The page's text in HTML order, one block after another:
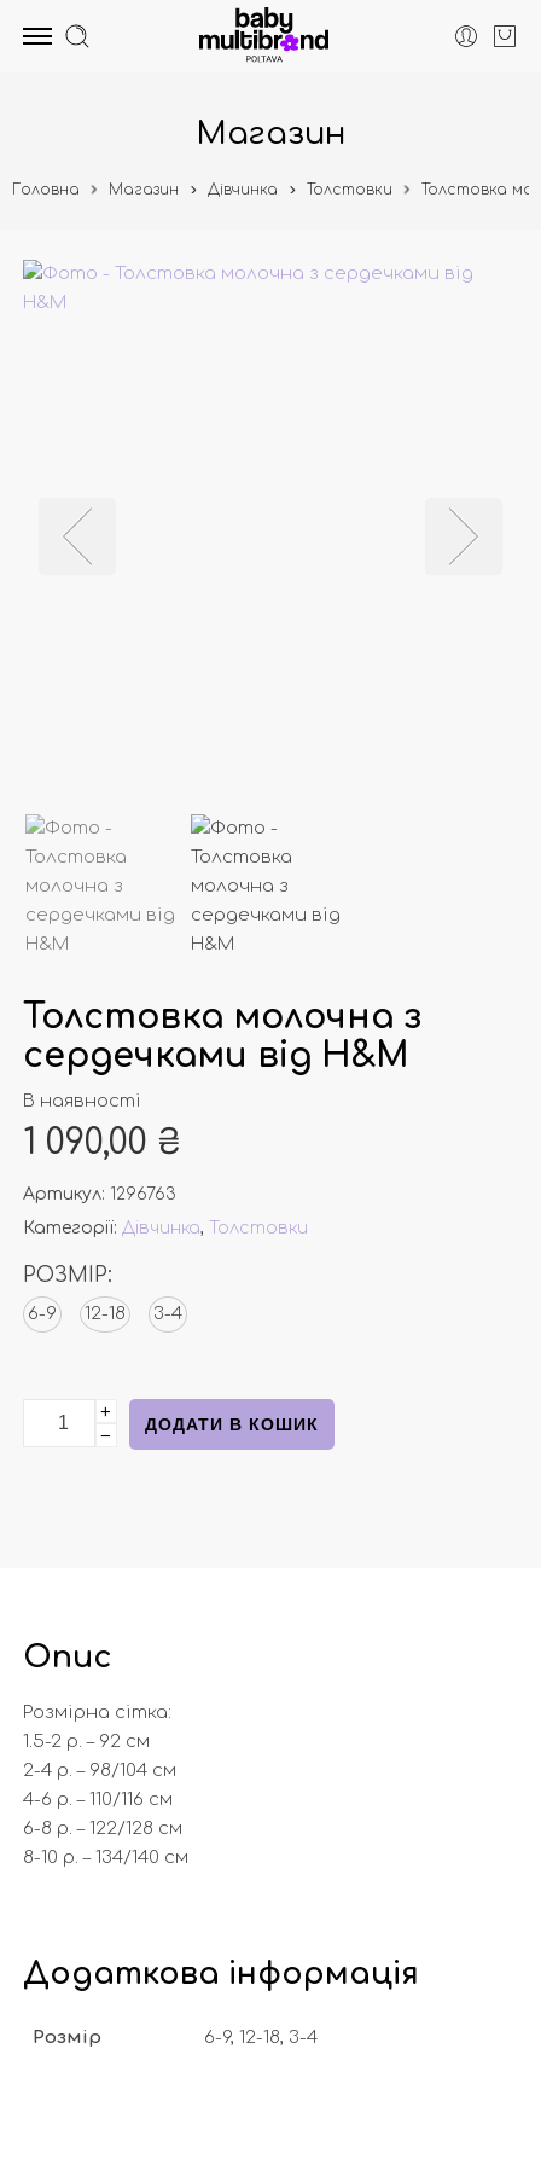
Магазин
Головна Магазин Дівчинка Толстовки Толстовка
Толстовка молочна з
сердечками від Н&М
В наявності
1 090,00 ₴
Артикул: 1296763
Категорії: Дівчинка, Толстовки
РОЗМІР:
6-9 12-18 3-4
Толстовка молочна з сердечками від Н&М кількість
+
−
ДОДАТИ В КОШИК
Опис
Розмірна сітка:
1.5-2 р. – 92 см
2-4 р. – 98/104 см
4-6 р. – 110/116 cм
6-8 р. – 122/128 см
8-10 р. – 134/140 см
Додаткова інформація
Розмір 6-9, 12-18, 3-4